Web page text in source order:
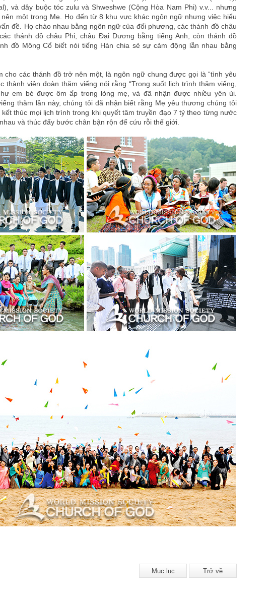
và dây buộc tóc zulu và Shweshwe (Cộng Hòa Nam Phi) v.v... nhưng
một trong Mẹ. Họ đến từ 8 khu vực khác ngôn ngữ nhưng việc hiểu
đề. Họ chào nhau bằng ngôn ngữ của đối phương, các thánh đồ châu
thánh đồ châu Phi, châu Đại Dương bằng tiếng Anh, còn thánh đồ
đồ Mông Cổ biết nói tiếng Hàn chia sẻ sự cảm động lẫn nhau bằng
cho các thánh đồ trở nên một, là ngôn ngữ chung được gọi là “tình yêu
thành viên đoàn thăm viếng nói rằng “Trong suốt lịch trình thăm viếng,
em bé được ôm ấp trong lòng mẹ, và đã nhận được nhiều yên ủi.
thăm lần này, chúng tôi đã nhận biết rằng Mẹ yêu thương chúng tôi
kết thúc mọi lịch trình trong khi quyết tâm truyền đạo 7 tỷ theo từng nước
và thúc đẩy bước chân bận rộn để cứu rỗi thế giới.
Mục lục Trở về